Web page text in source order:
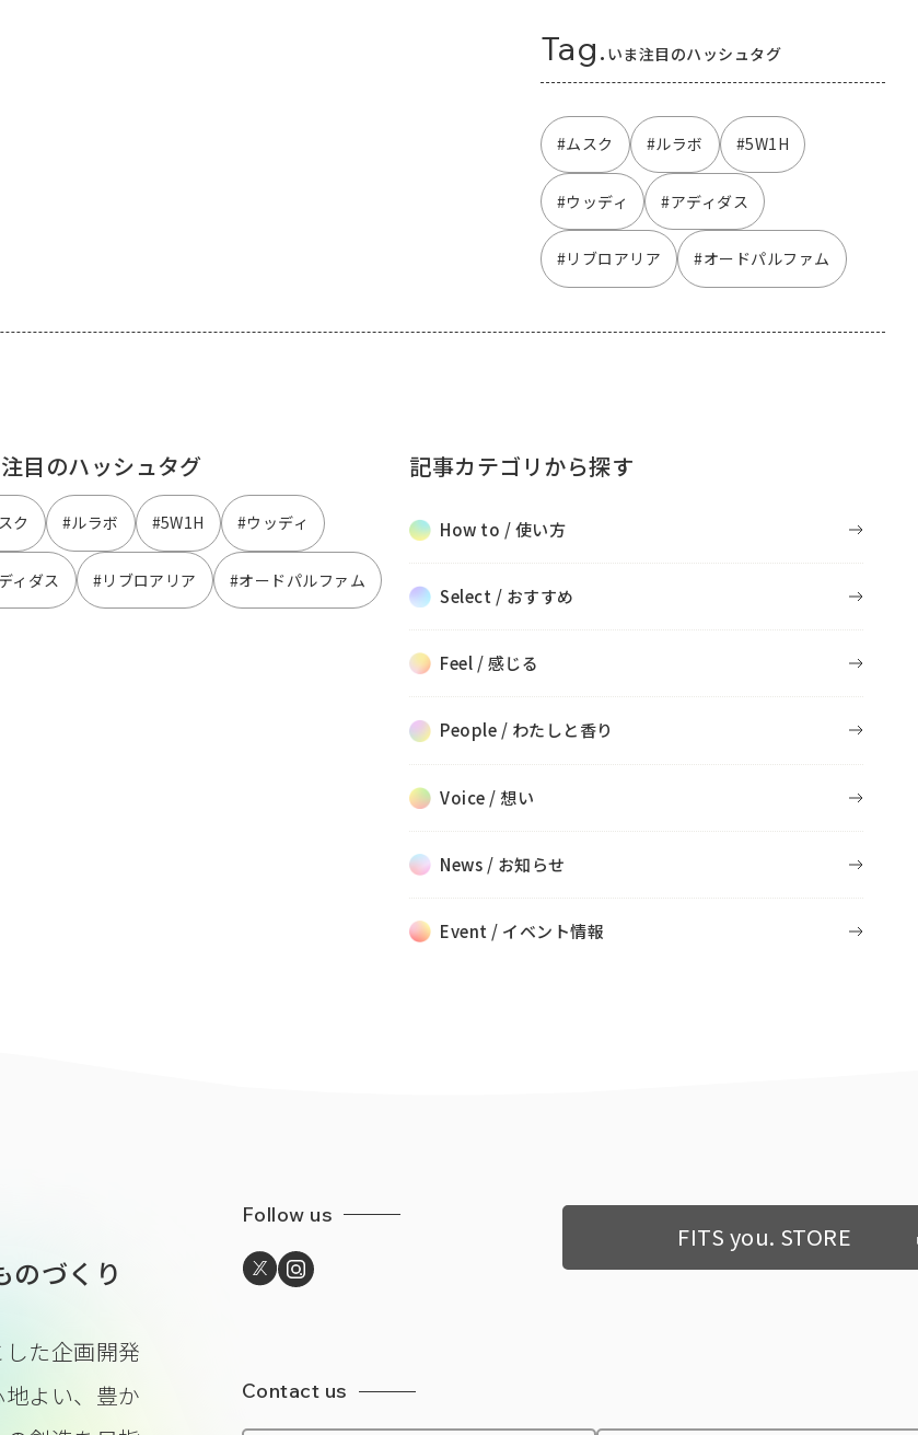
Tag. いま注目のハッシュタグ
#ムスク #ルラボ #5W1H
#ウッディ #アディダス
#リブロアリア #オードパルファム
目のハッシュタグ
ク #ルラボ #5W1H #ウッディ
ィダス #リブロアリア #オードパルファム
記事カテゴリから探す
How to / 使い方
Select / おすすめ
Feel / 感じる
People / わたしと香り
Voice / 想い
News / お知らせ
Event / イベント情報
のづくり
した企画開発
よい、豊か
Follow us
FITS you. STORE
Contact us